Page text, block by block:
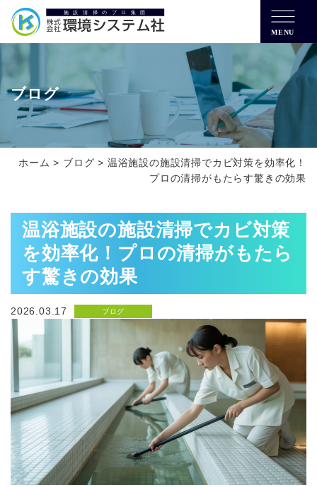
MENU
ブログ
ホーム > ブログ > 温浴施設の施設清掃でカビ対策を効率化！
プロの清掃がもたらす驚きの効果
温浴施設の施設清掃でカビ対策
を効率化！プロの清掃がもたら
す驚きの効果
2026.03.17 ブログ